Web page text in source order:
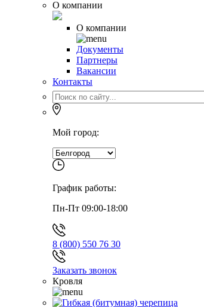
О компании
О компании
Документы
Партнеры
Вакансии
Контакты
Мой город:
График работы:
Пн-Пт 09:00-18:00
8 (800) 550 76 30
Заказать звонок
Кровля